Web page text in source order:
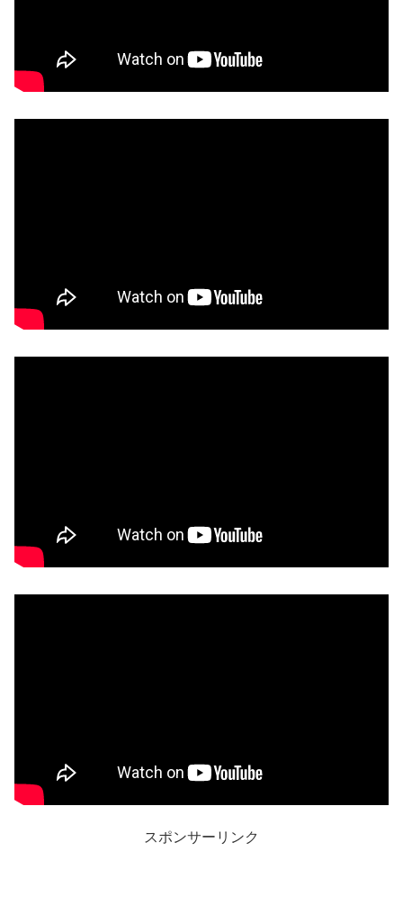
スポンサーリンク